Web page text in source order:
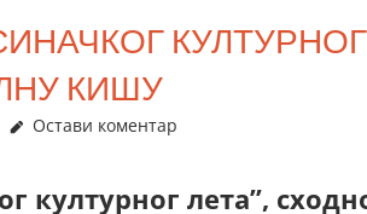
КИШУ
Остави коментар
културног лета”,